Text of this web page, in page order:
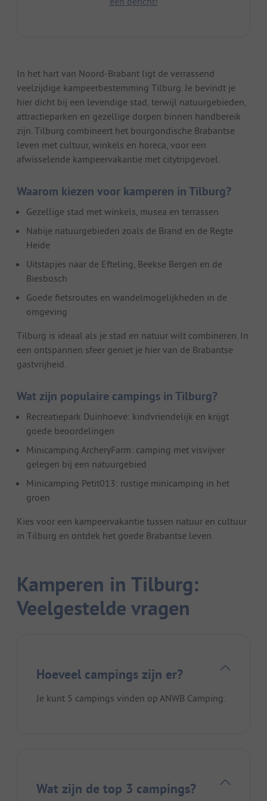
In het hart van Noord-Brabant ligt de verrassend
veelzijdige kampeerbestemming Tilburg. Je bevindt je
hier dicht bij een levendige stad, terwijl natuurgebieden,
attractieparken en gezellige dorpen binnen handbereik
zijn. Tilburg combineert het bourgondische Brabantse
leven met cultuur, winkels en horeca, voor een
afwisselende kampeervakantie met citytripgevoel.
Waarom kiezen voor kamperen in Tilburg?
Gezellige stad met winkels, musea en terrassen
Nabije natuurgebieden zoals de Brand en de Regte
Heide
Uitstapjes naar de Efteling, Beekse Bergen en de
Biesbosch
Goede fietsroutes en wandelmogelijkheden in de
omgeving
Tilburg is ideaal als je stad en natuur wilt combineren. In
een ontspannen sfeer geniet je hier van de Brabantse
gastvrijheid.
Wat zijn populaire campings in Tilburg?
Recreatiepark Duinhoeve: kindvriendelijk en krijgt
goede beoordelingen
Minicamping ArcheryFarm: camping met visvijver
gelegen bij een natuurgebied
Minicamping Petit013: rustige minicamping in het
groen
Kies voor een kampeervakantie tussen natuur en cultuur
in Tilburg en ontdek het goede Brabantse leven.
Kamperen in Tilburg:
Veelgestelde vragen
Hoeveel campings zijn er?
Je kunt 5 campings vinden op ANWB Camping.
Wat zijn de top 3 campings?